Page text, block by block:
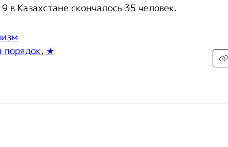
в Казахстане скончалось 35 человек.
порядок, ★